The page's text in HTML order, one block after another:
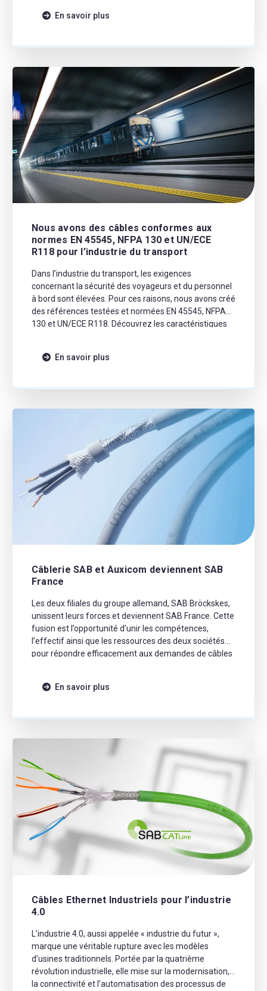
élevées et […]
En savoir plus
Nous avons des câbles conformes aux
normes EN 45545, NFPA 130 et UN/ECE
R118 pour l’industrie du transport
Dans l’industrie du transport, les exigences
concernant la sécurité des voyageurs et du personnel
à bord sont élevées. Pour ces raisons, nous avons créé
des références testées et normées EN 45545, NFPA
130 et UN/ECE R118. Découvrez les caractéristiques
internationalement, […]
En savoir plus
Câblerie SAB et Auxicom deviennent SAB
France
Les deux filiales du groupe allemand, SAB Bröckskes,
unissent leurs forces et deviennent SAB France. Cette
fusion est l’opportunité d’unir les compétences,
l’effectif ainsi que les ressources des deux sociétés
pour répondre efficacement aux demandes de câbles
contacts […]En savoir plus
Câbles Ethernet Industriels pour l’industrie
4.0
L’industrie 4.0, aussi appelée « industrie du futur »,
marque une véritable rupture avec les modèles
d’usines traditionnels. Portée par la quatrième
révolution industrielle, elle mise sur la modernisation,
la connectivité et l’automatisation des processus de